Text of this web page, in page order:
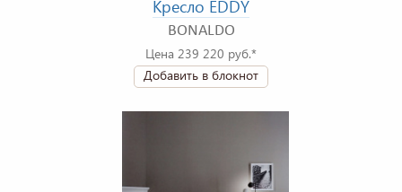
Кресло EDDY
BONALDO
Цена 239 220 руб.*
Добавить в блокнот